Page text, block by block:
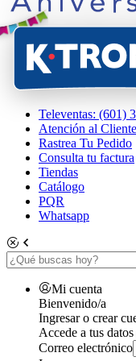
Televentas: (601)
Atención al
Rastrea Tu Pedido
Consulta tu factura
Tiendas
Catálogo
PQR
Whatsapp
Mi cuenta
Bienvenido/a
Ingresar o crear
Accede a tus
Correo electrónico